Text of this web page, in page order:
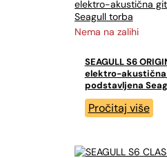
Nema na zalihi
SEAGULL S6
elektro-akustična
podstavljena
Pročitaj više